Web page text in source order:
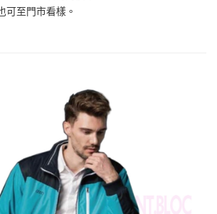
可至門市看樣。